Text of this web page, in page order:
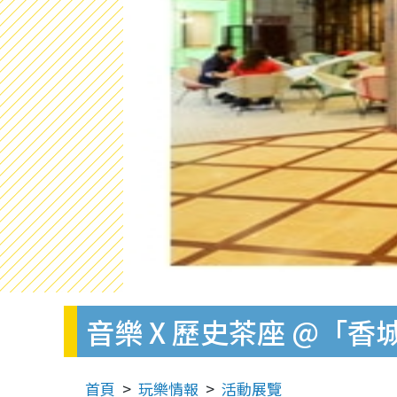
音樂 X 歷史茶座 @「香
首頁 玩樂情報 活動展覽